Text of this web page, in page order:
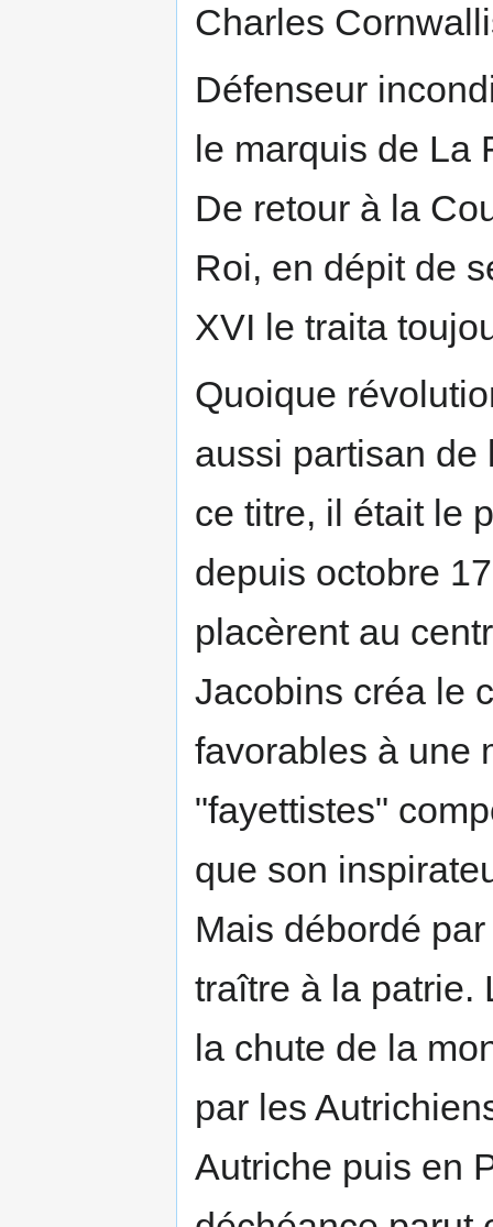
Charles
Défenseur
le marquis de La
De retour à la
Roi, en dépit de
XVI le traita
Quoique
aussi partisan de
ce titre, il était le
depuis octobre
placèrent au
Jacobins créa le
favorables à une
"fayettistes"
que son
Mais débordé
traître à la patrie.
la chute de la
par les
Autriche puis en